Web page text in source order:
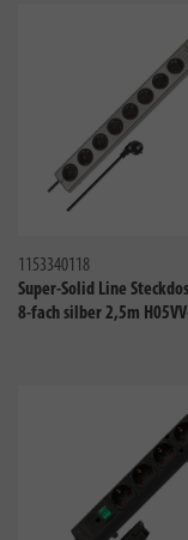
1153340118
Super-Solid Line
8-fach silber 2,5m